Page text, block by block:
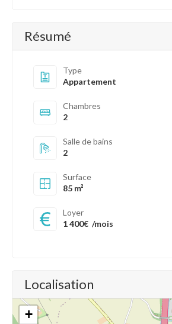
Résumé
Type
Appartement
Chambres
2
Salle de bains
2
Surface
85 m²
Loyer
1 400€ /mois
Localisation
+